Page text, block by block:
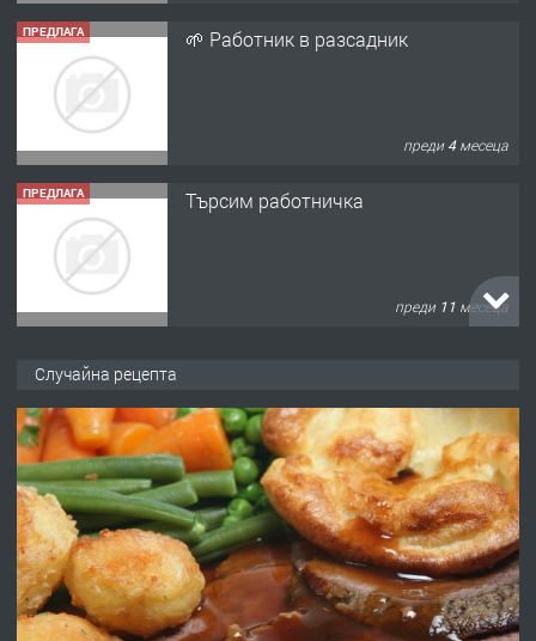
ПРЕДЛАГА 🌱 Работник в разсадник
преди 4 месеца
ПРЕДЛАГА Търсим работничка
преди 11 месеца
преди 1 година
ПРЕДЛАГА Работа за общи работници
преди 1 година
Случайна рецепта